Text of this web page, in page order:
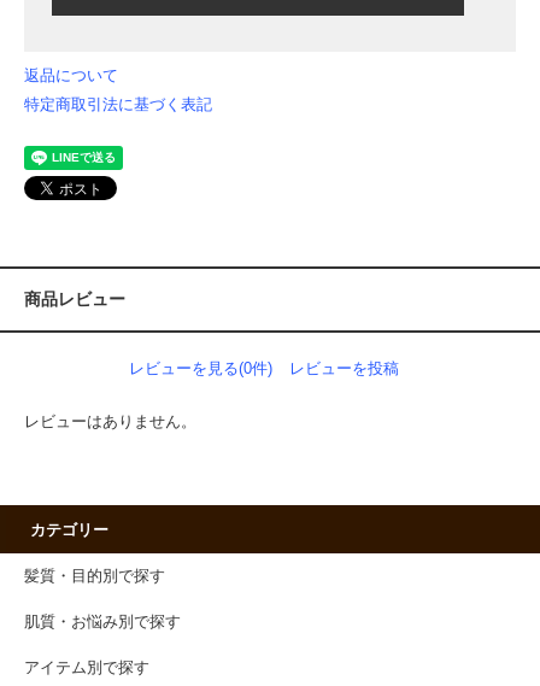
返品について
特定商取引法に基づく表記
商品レビュー
レビューを見る(0件) レビューを投稿
レビューはありません。
カテゴリー
髪質・目的別で探す
肌質・お悩み別で探す
アイテム別で探す